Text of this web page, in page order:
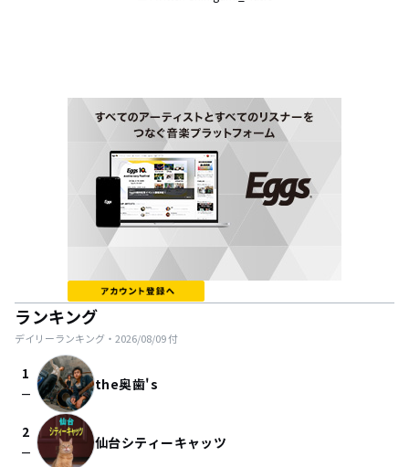
ランキング
デイリーランキング・ 2026/08/09付
1
check_indeterminate_small the奥歯's
2
check_indeterminate_small 仙台シティーキャッツ